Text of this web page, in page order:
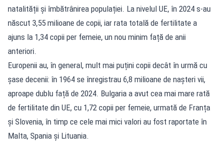
natalității și îmbătrânirea populației. La nivelul UE, în 2024 s-au
născut 3,55 milioane de copii, iar rata totală de fertilitate a
ajuns la 1,34 copii per femeie, un nou minim față de anii
anteriori.
Europenii au, în general, mult mai puțini copii decât în urmă cu
șase decenii: în 1964 se înregistrau 6,8 milioane de nașteri vii,
aproape dublu față de 2024. Bulgaria a avut cea mai mare rată
de fertilitate din UE, cu 1,72 copii per femeie, urmată de Franța
și Slovenia, în timp ce cele mai mici valori au fost raportate în
Malta, Spania și Lituania.